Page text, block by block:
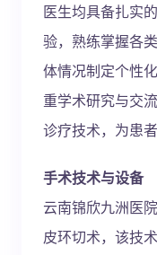
医生均具备扎实
验，熟练掌握各
体情况制定个性
重学术研究与交
诊疗技术，为患
手术技术与设备
云南锦欣九洲医
皮环切术，该技